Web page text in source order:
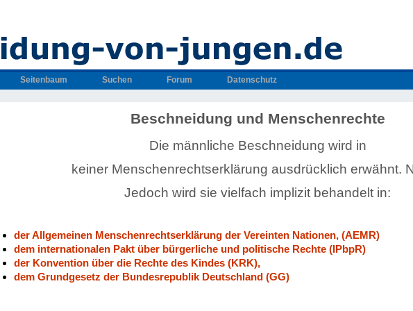
Seitenbaum Suchen Forum Datenschutz
Beschneidung und Menschenrechte
Die männliche Beschneidung wird in
keiner Menschenrechtserklärung ausdrücklich erwähnt.
Jedoch wird sie vielfach implizit behandelt in:
der Allgemeinen Menschenrechtserklärung der Vereinten Nationen, (AEMR)
dem internationalen Pakt über bürgerliche und politische Rechte (IPbpR)
der Konvention über die Rechte des Kindes (KRK),
dem Grundgesetz der Bundesrepublik Deutschland (GG)